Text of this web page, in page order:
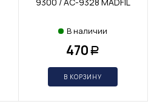
9300 / AC-9328 MADFIL
В наличии
470 Р
В КОРЗИНУ